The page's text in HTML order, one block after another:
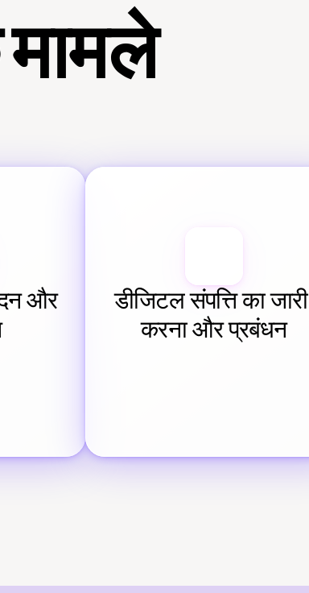
और
डीजिटल संपत्ति का जारी
करना और प्रबंधन